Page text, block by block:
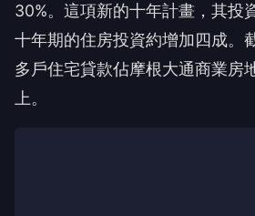
30%。這項新的十年計畫，其投
十年期的住房投資約增加四成。
多戶住宅貸款佔摩根大通商業房
上。